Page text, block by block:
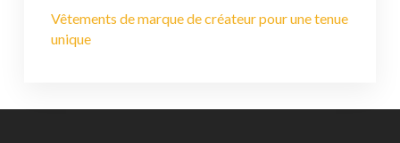
Vêtements de marque de créateur pour une tenue
unique